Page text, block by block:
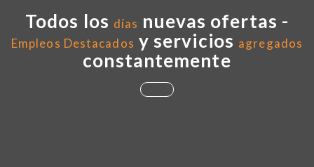
Todos los días nuevas ofertas -
Empleos Destacados y servicios agregados
constantemente